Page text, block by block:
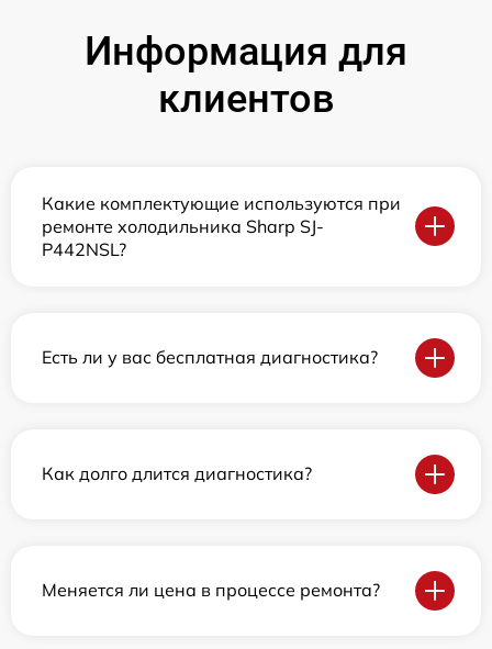
Информация для
клиентов
Какие комплектующие используются при
ремонте холодильника Sharp SJ-
P442NSL?
Есть ли у вас бесплатная диагностика?
Как долго длится диагностика?
Меняется ли цена в процессе ремонта?